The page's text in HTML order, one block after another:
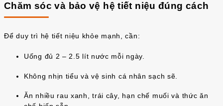
Chăm sóc và bảo vệ hệ tiết niệu đúng cách
Để duy trì hệ tiết niệu khỏe mạnh, cần:
Uống đủ 2 – 2.5 lít nước mỗi ngày.
Không nhịn tiểu và vệ sinh cá nhân sạch sẽ.
Ăn nhiều rau xanh, trái cây, hạn chế muối và thức ăn